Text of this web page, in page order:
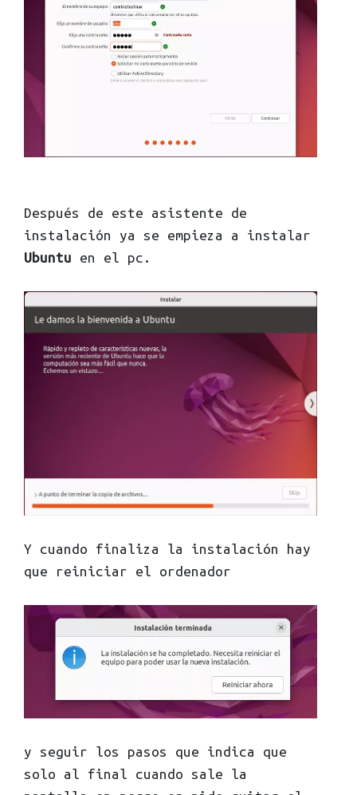
Después de este asistente de
instalación ya se empieza a instalar
Ubuntu en el pc.
Y cuando finaliza la instalación hay
que reiniciar el ordenador
y seguir los pasos que indica que
solo al final cuando sale la